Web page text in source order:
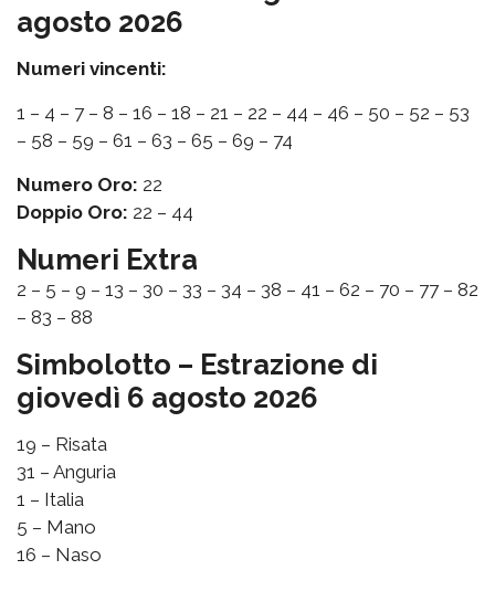
agosto 2026
Numeri vincenti:
1 – 4 – 7 – 8 – 16 – 18 – 21 – 22 – 44 – 46 – 50 – 52 – 53
– 58 – 59 – 61 – 63 – 65 – 69 – 74
Numero Oro: 22
Doppio Oro: 22 – 44
Numeri Extra
2 – 5 – 9 – 13 – 30 – 33 – 34 – 38 – 41 – 62 – 70 – 77 – 82
– 83 – 88
Simbolotto – Estrazione di
giovedì 6 agosto 2026
19 – Risata
31 – Anguria
1 – Italia
5 – Mano
16 – Naso